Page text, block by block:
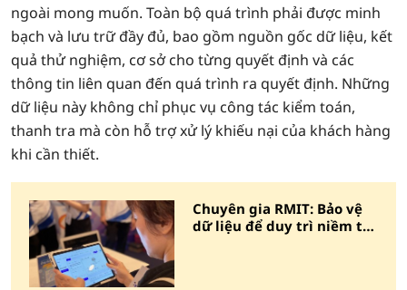
ngoài mong muốn. Toàn bộ quá trình phải được minh
bạch và lưu trữ đầy đủ, bao gồm nguồn gốc dữ liệu, kết
quả thử nghiệm, cơ sở cho từng quyết định và các
thông tin liên quan đến quá trình ra quyết định. Những
dữ liệu này không chỉ phục vụ công tác kiểm toán,
thanh tra mà còn hỗ trợ xử lý khiếu nại của khách hàng
khi cần thiết.
Chuyên gia RMIT: Bảo vệ
dữ liệu để duy trì niềm tin